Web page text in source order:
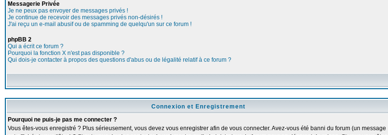
Messagerie Privée
Je ne peux pas envoyer de messages privés !
Je continue de recevoir des messages privés non-désirés !
J'ai reçu un e-mail abusif ou de spamming de quelqu'un sur ce forum !
phpBB 2
Qui a écrit ce forum ?
Pourquoi la fonction X n'est pas disponible ?
Qui dois-je contacter à propos des questions d'abus ou de légalité relatif à ce forum ?
Connexion et Enregistrement
Pourquoi ne puis-je pas me connecter ?
Vous êtes-vous enregistré ? Plus sérieusement, vous devez vous enregistrer afin de vous connecter. Avez-vous été banni du forum (un message